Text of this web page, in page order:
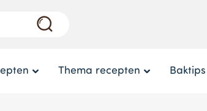
Thema recepten Baktips